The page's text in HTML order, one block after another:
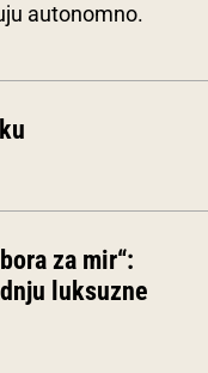
autonomno.
za mir“:
luksuzne